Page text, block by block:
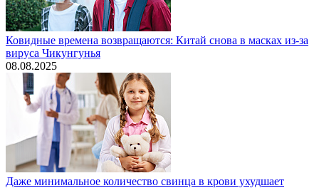
Ковидные времена возвращаются: Китай снова в масках из-за
вируса Чикунгунья
08.08.2025
Даже минимальное количество свинца в крови ухудшает